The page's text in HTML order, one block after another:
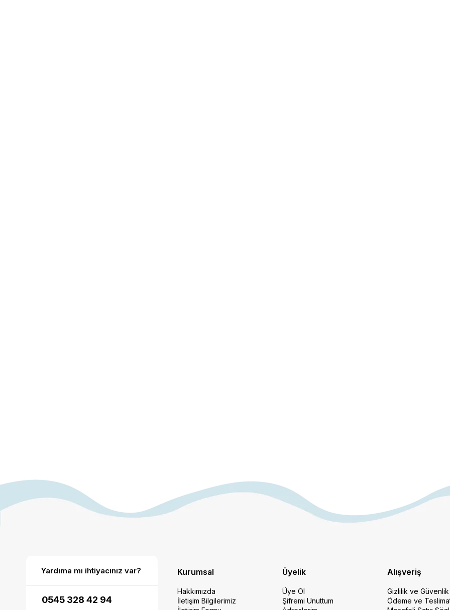
Yardıma mı ihtiyacınız var?
0545 328 42 94
Kurumsal
Hakkımızda
İletişim Bilgilerimiz
Üyelik
Üye Ol
Şifremi Unuttum
Alışveriş
Gizlilik ve Güvenlik
Ödeme ve